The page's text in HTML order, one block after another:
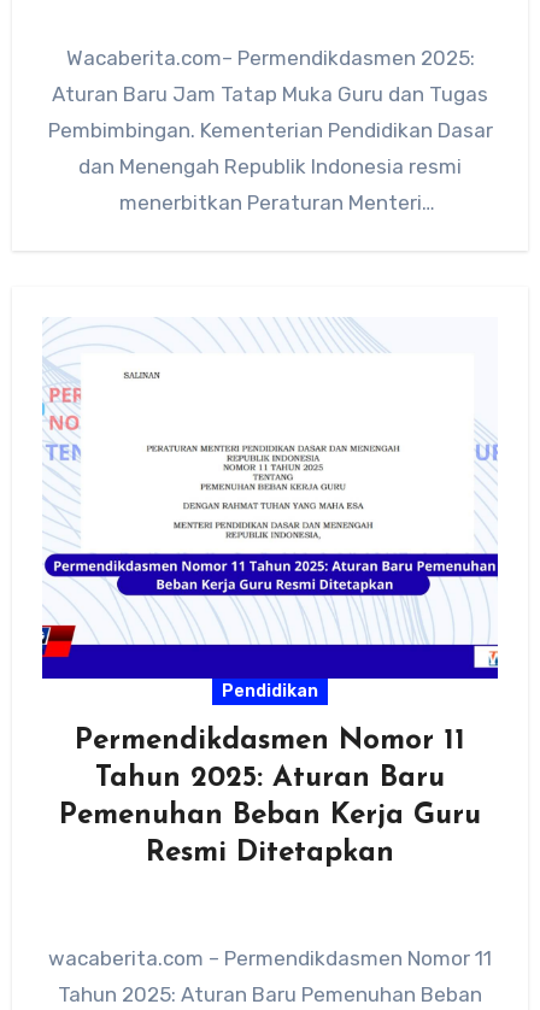
Wacaberita.com– Permendikdasmen 2025:
Aturan Baru Jam Tatap Muka Guru dan Tugas
Pembimbingan. Kementerian Pendidikan Dasar
dan Menengah Republik Indonesia resmi
menerbitkan Peraturan Menteri
Pendidikan
Permendikdasmen Nomor 11
Tahun 2025: Aturan Baru
Pemenuhan Beban Kerja Guru
Resmi Ditetapkan
wacaberita.com – Permendikdasmen Nomor 11
Tahun 2025: Aturan Baru Pemenuhan Beban